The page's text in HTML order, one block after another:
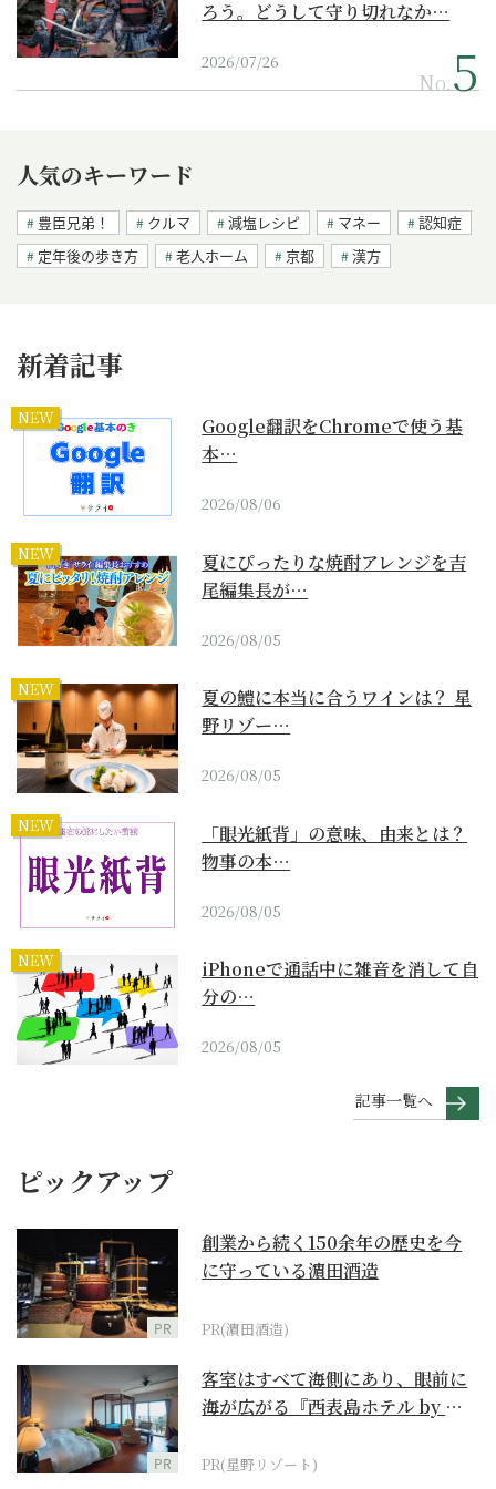
ろう。どうして守り切れなか…
2026/07/26
No.
人気のキーワード
豊臣兄弟！ クルマ 減塩レシピ マネー
認知症
定年後の歩き方
老人ホーム 京都 漢方
新着記事
NEW
Google翻訳をChromeで使う基
本…
2026/08/06
NEW
夏にぴったりな焼酎アレンジを吉
尾編集長が…
2026/08/05
NEW
夏の鱧に本当に合うワインは？ 星
野リゾー…
2026/08/05
NEW
「眼光紙背」の意味、由来とは？
物事の本…
2026/08/05
NEW
iPhoneで通話中に雑音を消して自
分の…
2026/08/05
記事一覧へ
ピックアップ
PR
創業から続く150余年の歴史を今
に守っている濵田酒造
PR(濵田酒造)
PR
客室はすべて海側にあり、眼前に
海が広がる『西表島ホテル by 星
PR(星野リゾート)